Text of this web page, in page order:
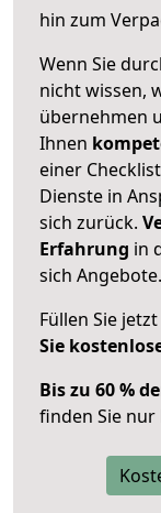
hin zum
Wenn Sie
nicht wissen,
übernehmen
Ihnen
einer
Dienste in
sich zurück.
Erfahrung in
sich Angebote.
Füllen Sie
Sie
Bis zu 60 %
finden Sie nur